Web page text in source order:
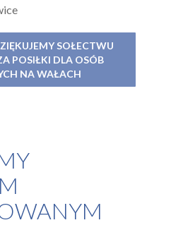
SOŁECTWU
POSIŁKI DLA OSÓB
NA WAŁACH